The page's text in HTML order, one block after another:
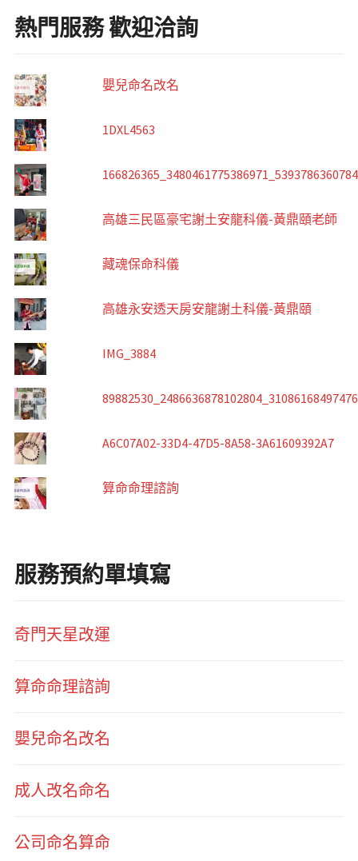
熱門服務 歡迎洽詢
嬰兒命名改名
1DXL4563
高雄三民區豪宅謝土安龍科儀-黃鼎頤老師
藏魂保命科儀
高雄永安透天房安龍謝土科儀-黃鼎頤
IMG_3884
A6C07A02-33D4-47D5-8A58-3A61609392A7
算命命理諮詢
服務預約單填寫
奇門天星改運
算命命理諮詢
嬰兒命名改名
成人改名命名
公司命名算命